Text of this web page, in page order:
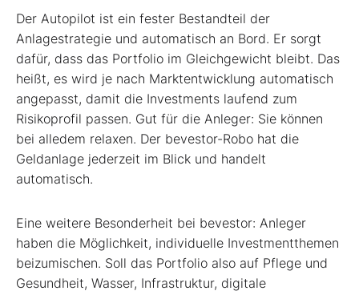
Der Autopilot ist ein fester Bestandteil der
Anlagestrategie und automatisch an Bord. Er sorgt
dafür, dass das Portfolio im Gleichgewicht bleibt. Das
heißt, es wird je nach Marktentwicklung automatisch
angepasst, damit die Investments laufend zum
Risikoprofil passen. Gut für die Anleger: Sie können
bei alledem relaxen. Der bevestor-Robo hat die
Geldanlage jederzeit im Blick und handelt
automatisch.
Eine weitere Besonderheit bei bevestor: Anleger
haben die Möglichkeit, individuelle Investmentthemen
beizumischen. Soll das Portfolio also auf Pflege und
Gesundheit, Wasser, Infrastruktur, digitale